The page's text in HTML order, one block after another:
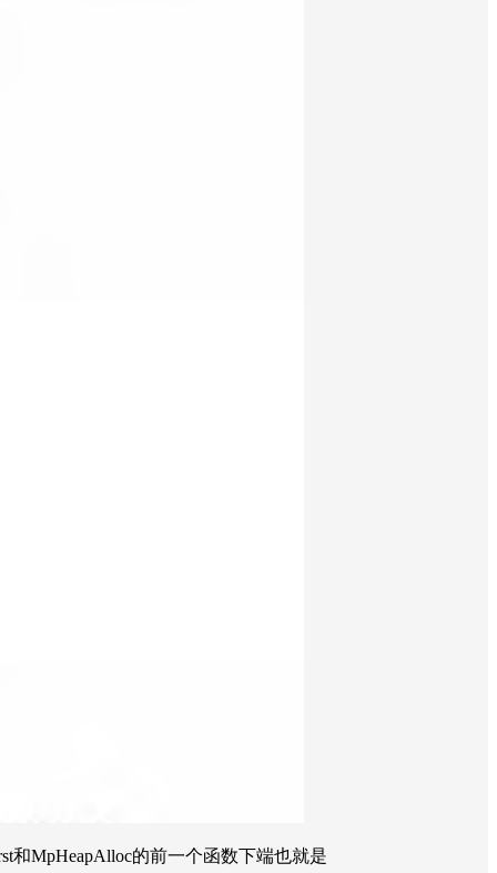
和MpHeapAlloc的前一个函数下端也就是